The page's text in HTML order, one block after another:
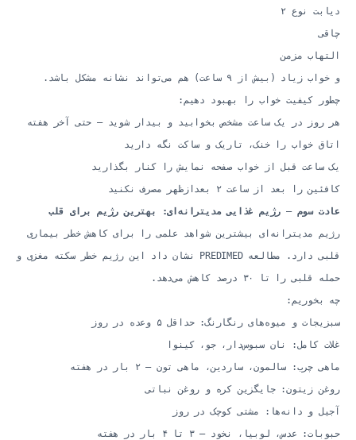
دیابت نوع ۲
چاقی
التهاب مزمن
و خواب زیاد (بیش از ۹ ساعت) هم می‌تواند نشانه مشکل باشد.
چطور کیفیت خواب را بهبود دهیم:
هر روز در یک ساعت مشخص بخوابید و بیدار شوید — حتی آخر هفته
اتاق خواب را خنک، تاریک و ساکت نگه دارید
یک ساعت قبل از خواب صفحه نمایش را کنار بگذارید
کافئین را بعد از ساعت ۲ بعدازظهر مصرف نکنید
عادت سوم — رژیم غذایی مدیترانه‌ای: بهترین رژیم برای قلب
رژیم مدیترانه‌ای بیشترین شواهد علمی را برای کاهش خطر بیماری
قلبی دارد. مطالعه PREDIMED نشان داد این رژیم خطر سکته مغزی و
حمله قلبی را تا ۳۰ درصد کاهش می‌دهد.
چه بخوریم:
سبزیجات و میوه‌های رنگارنگ: حداقل ۵ وعده در روز
غلات کامل: نان سبوس‌دار، جو، کینوا
ماهی چرب: سالمون، ساردین، ماهی تون — ۲ بار در هفته
روغن زیتون: جایگزین کره و روغن نباتی
آجیل و دانه‌ها: مشتی کوچک در روز
حبوبات: عدس، لوبیا، نخود — ۳ تا ۴ بار در هفته